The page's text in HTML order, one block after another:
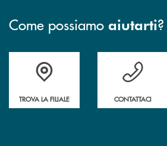
Come possiamo aiutarti?
Accedi all' elenco completo delle filiali .
TROVA LA FILIALE
Hai bisogno di
CONTATTACI